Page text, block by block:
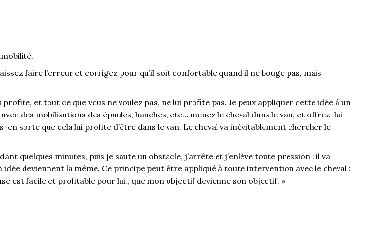
faire l’erreur et corrigez pour qu’il soit confortable quand il ne bouge pas, mais
et tout ce que vous ne voulez pas, ne lui profite pas. Je peux appliquer cette idée à un
des mobilisations des épaules, hanches, etc… menez le cheval dans le van, et offrez-lui
en sorte que cela lui profite d’être dans le van. Le cheval va inévitablement chercher le
quelques minutes, puis je saute un obstacle, j’arrête et j’enlève toute pression : il va
deviennent la même. Ce principe peut être appliqué à toute intervention avec le cheval :
est facile et profitable pour lui., que mon objectif devienne son objectif. »